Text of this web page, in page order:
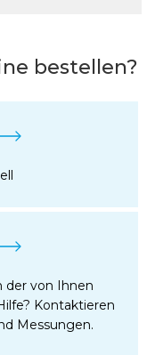
bestellen?
der von Ihnen
Kontaktieren
Messungen.